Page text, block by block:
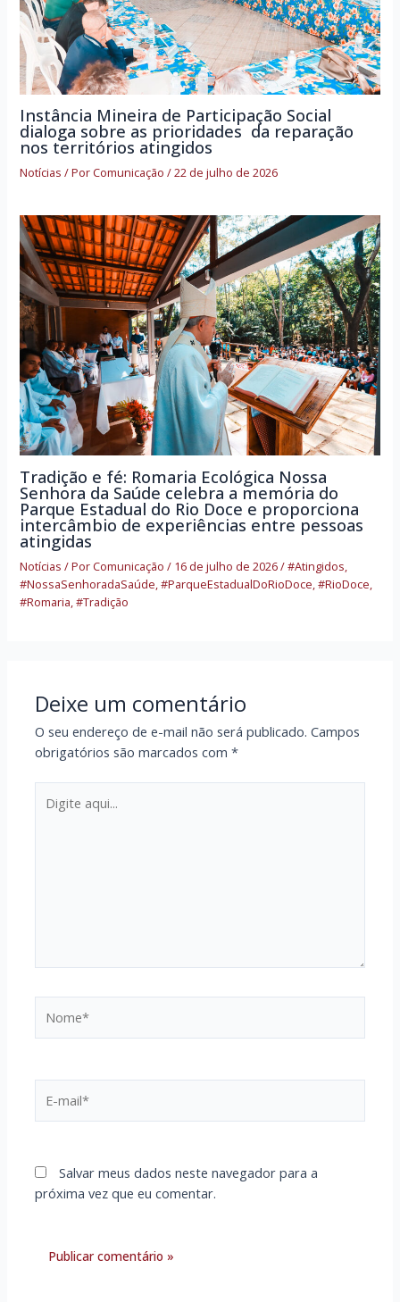
Instância Mineira de Participação Social
dialoga sobre as prioridades da reparação
nos territórios atingidos
Notícias / PorComunicação/22 de julho de 2026
Tradição e fé: Romaria Ecológica Nossa
Senhora da Saúde celebra a memória do
Parque Estadual do Rio Doce e proporciona
intercâmbio de experiências entre pessoas
atingidas
Notícias / PorComunicação/ 16 de julho de 2026/#Atingidos,
#NossaSenhoradaSaúde,#ParqueEstadualDoRioDoce,#RioDoce,
#Romaria,#Tradição
Deixe um comentário
O seu endereço de e-mail não será publicado. Campos
obrigatórios são marcados com*
aqui...
mail*
Salvar meus dados neste navegador para a
próxima vez que eu comentar.